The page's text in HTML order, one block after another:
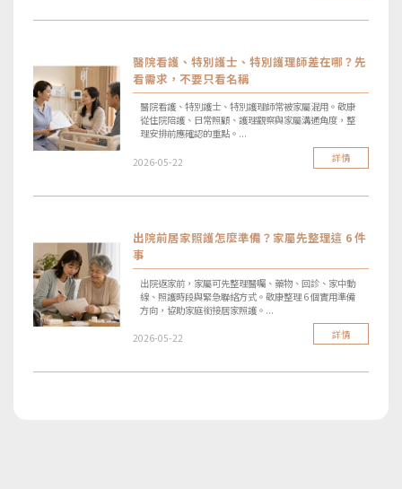
醫院看護、特別護士、特別護理師差在哪？先
看需求，不要只看名稱
醫院看護、特別護士、特別護理師常被家屬混用。敬康
從住院陪護、日常照顧、護理觀察與家屬溝通角度，整
理安排前應確認的重點。...
2026-05-22 詳情
出院前居家照護怎麼準備？家屬先整理這 6 件
事
出院返家前，家屬可先整理醫囑、藥物、回診、家中動
線、照護時段與緊急聯絡方式。敬康整理 6 個實用準備
方向，協助家庭銜接居家照護。...
2026-05-22 詳情